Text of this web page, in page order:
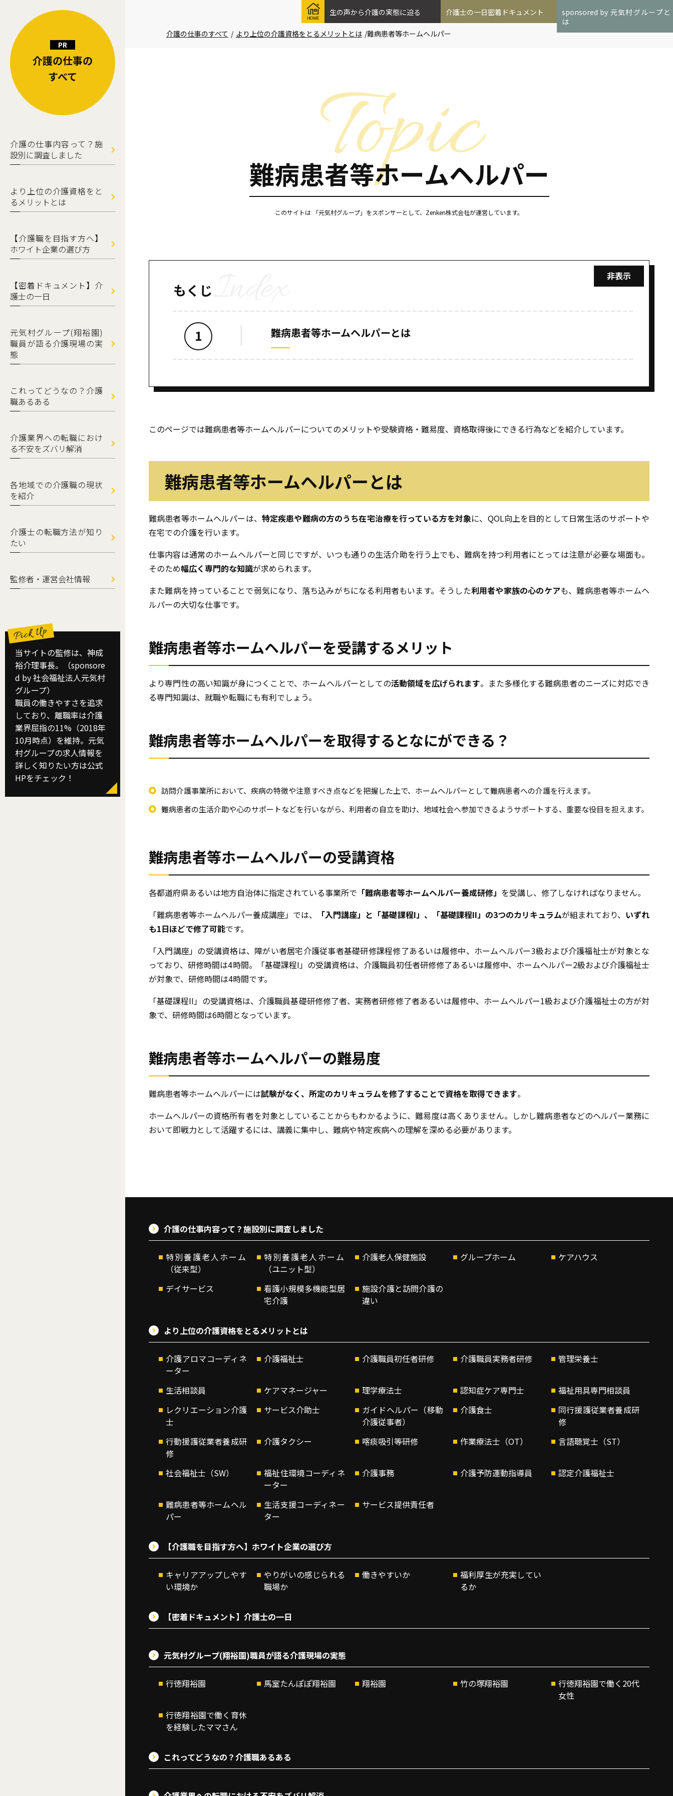
介護の仕事の
すべて
介護の仕事内容って？施
設別に調査しました
より上位の介護資格をと
るメリットとは
【介護職を目指す方へ】
ホワイト企業の選び方
【密着ドキュメント】介
護士の一日
元気村グループ(翔裕園)
職員が語る介護現場の実
態
これってどうなの？介護
職あるある
介護業界への転職におけ
る不安をズバリ解消
各地域での介護職の現状
を紹介
介護士の転職方法が知り
たい
監修者・運営会社情報
当サイトの監修は、神成
裕介理事長。（sponsore
d by 社会福祉法人元気村
グループ）
職員の働きやすさを追求
しており、離職率は介護
業界屈指の11%（2018年
10月時点）を維持。元気
村グループの求人情報を
詳しく知りたい方は公式
HPをチェック！
介護の仕事のすべて / より上位の介護資格をとるメリットとは /難病患者等ホームヘルパー
難病患者等ホームヘルパー
このサイトは 「元気村グループ」をスポンサーとして、Zenken株式会社が運営しています。
もくじ
難病患者等ホームヘルパーとは
このページでは難病患者等ホームヘルパーについてのメリットや受験資格・難易度、資格取得後にできる行為などを紹介しています。
難病患者等ホームヘルパーとは
難病患者等ホームヘルパーは、 特定疾患や難病の方のうち在宅治療を行っている方を対象に、QOL向上を目的として日常生活のサポートや
在宅での介護を行います。
仕事内容は通常のホームヘルパーと同じですが、いつも通りの生活介助を行う上でも、難病を持つ利用者にとっては注意が必要な場面も。
そのため幅広く専門的な知識が求められます。
また難病を持っていることで弱気になり、落ち込みがちになる利用者もいます。そうした利用者や家族の心のケアも、難病患者等ホームヘ
ルパーの大切な仕事です。
難病患者等ホームヘルパーを受講するメリット
より専門性の高い知識が身につくことで、ホームヘルパーとしての活動領域を広げられます。また多様化する難病患者のニーズに対応でき
る専門知識は、就職や転職にも有利でしょう。
難病患者等ホームヘルパーを取得するとなにができる？
訪問介護事業所において、疾病の特徴や注意すべき点などを把握した上で、ホームヘルパーとして難病患者への介護を行えます。
難病患者の生活介助や心のサポートなどを行いながら、利用者の自立を助け、地域社会へ参加できるようサポートする、重要な役目を担えます。
難病患者等ホームヘルパーの受講資格
各都道府県あるいは地方自治体に指定されている事業所で 「難病患者等ホームヘルパー養成研修」 を受講し、修了しなければなりません。
「難病患者等ホームヘルパー養成講座」では、
「入門講座」と「基礎課程I」、「基礎課程II」の3つのカリキュラムが組まれており、 いずれ
も1日ほどで修了可能です。
「入門講座」の受講資格は、障がい者居宅介護従事者基礎研修課程修了あるいは履修中、ホームヘルパー3級および介護福祉士が対象とな
っており、研修時間は4時間。「基礎課程I」の受講資格は、介護職員初任者研修修了あるいは履修中、ホームヘルパー2級および介護福祉士
が対象で、研修時間は4時間です。
「基礎課程II」の受講資格は、介護職員基礎研修修了者、実務者研修修了者あるいは履修中、ホームヘルパー1級および介護福祉士の方が対
象で、研修時間は6時間となっています。
難病患者等ホームヘルパーの難易度
難病患者等ホームヘルパーには試験がなく、所定のカリキュラムを修了することで資格を取得できます。
ホームヘルパーの資格所有者を対象としていることからもわかるように、難易度は高くありません。しかし難病患者などのヘルパー業務に
おいて即戦力として活躍するには、講義に集中し、難病や特定疾病への理解を深める必要があります。
介護の仕事内容って？施設別に調査しました
特別養護老人ホーム
（従来型）
特別養護老人ホーム
（ユニット型）
介護老人保健施設 グループホーム ケアハウス
デイサービス
看護小規模多機能型居
宅介護
施設介護と訪問介護の
違い
より上位の介護資格をとるメリットとは
介護アロマコーディネ
ーター
介護福祉士 介護職員初任者研修 介護職員実務者研修 管理栄養士
生活相談員 ケアマネージャー 理学療法士 認知症ケア専門士
福祉用具専門相談員
レクリエーション介護
士
サービス介助士
ガイドヘルパー（移動
介護従事者）
介護食士
同行援護従業者養成研
修
行動援護従業者養成研
修
介護タクシー 喀痰吸引等研修 作業療法士（OT） 言語聴覚士（ST）
社会福祉士（SW）
福祉住環境コーディネ
ーター
介護事務 介護予防運動指導員 認定介護福祉士
難病患者等ホームヘル
パー
生活支援コーディネー
ター
サービス提供責任者
【介護職を目指す方へ】ホワイト企業の選び方
キャリアアップしやす
い環境か
やりがいの感じられる
職場か
働きやすいか
福利厚生が充実してい
るか
【密着ドキュメント】介護士の一日
元気村グループ(翔裕園)職員が語る介護現場の実態
行徳翔裕園 馬室たんぽぽ翔裕園 翔裕園 竹の塚翔裕園
行徳翔裕園で働く20代
女性
行徳翔裕園で働く育休
を経験したママさん
これってどうなの？介護職あるある
生の声から介護の実態に迫る 介護士の一日密着ドキュメント
sponsored by 元気村グループと
は